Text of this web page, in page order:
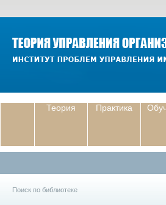
Теория Практика
Поиск по библиотеке